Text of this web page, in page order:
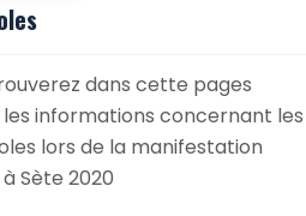
dans cette pages
informations concernant les
lors de la manifestation
Sète 2020